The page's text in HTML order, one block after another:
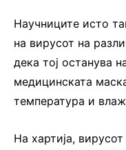
Научниците исто
на вирусот на
дека тој останува
медицинската
температура и
На хартија,